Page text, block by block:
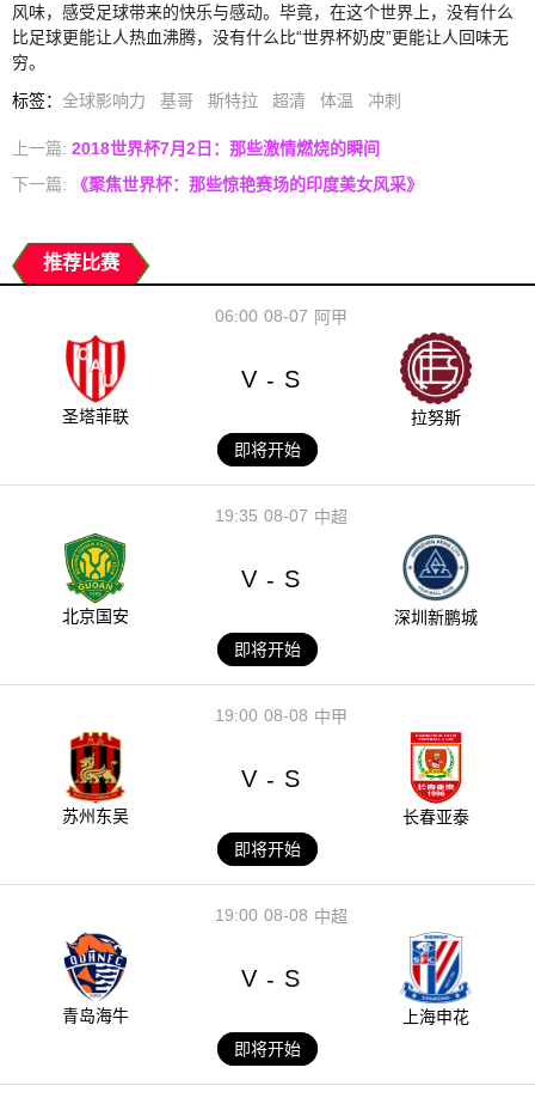
风味，感受足球带来的快乐与感动。毕竟，在这个世界上，没有什么
比足球更能让人热血沸腾，没有什么比“世界杯奶皮”更能让人回味无
穷。
标签： 全球影响力 基哥 斯特拉 超清 体温 冲刺
上一篇: 2018世界杯7月2日：那些激情燃烧的瞬间
下一篇: 《聚焦世界杯：那些惊艳赛场的印度美女风采》
推荐比赛
08-07
06:00 阿甲
圣塔菲联
V - S
拉努斯
即将开始
08-07
19:35 中超
北京国安
V - S
深圳新鹏城
即将开始
08-08
19:00 中甲
苏州东吴
V - S
长春亚泰
即将开始
08-08
19:00 中超
青岛海牛
V - S
上海申花
即将开始